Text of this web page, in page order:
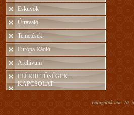
Esküvők
Útravaló
Temetések
Európa Rádió
Archívum
ELÉRHETŐSÉGEK -
KAPCSOLAT
Látogatók ma: 10,